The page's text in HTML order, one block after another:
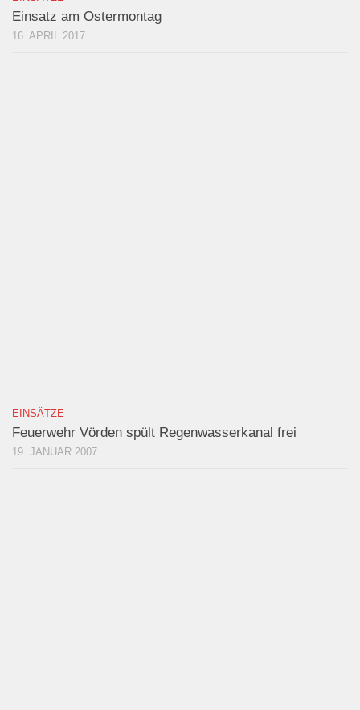
Einsatz am Ostermontag
16. APRIL 2017
EINSÄTZE
Feuerwehr Vörden spült Regenwasserkanal frei
19. JANUAR 2007